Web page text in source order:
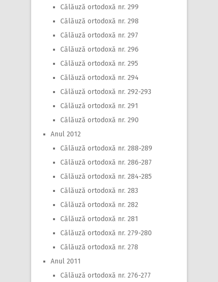
Călăuză ortodoxă nr. 299
Călăuză ortodoxă nr. 298
Călăuză ortodoxă nr. 297
Călăuză ortodoxă nr. 296
Călăuză ortodoxă nr. 295
Călăuză ortodoxă nr. 294
Călăuză ortodoxă nr. 292-293
Călăuză ortodoxă nr. 291
Călăuză ortodoxă nr. 290
Anul 2012
Călăuză ortodoxă nr. 288-289
Călăuză ortodoxă nr. 286-287
Călăuză ortodoxă nr. 284-285
Călăuză ortodoxă nr. 283
Călăuză ortodoxă nr. 282
Călăuză ortodoxă nr. 281
Călăuză ortodoxă nr. 279-280
Călăuză ortodoxă nr. 278
Anul 2011
Călăuză ortodoxă nr. 276-277